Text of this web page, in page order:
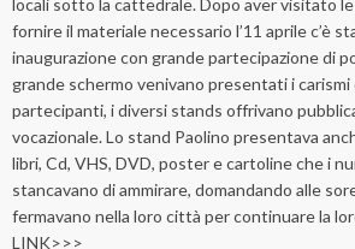
locali sotto la cattedrale. Dopo aver visitato
fornire il materiale necessario l’11 aprile c’è
inaugurazione con grande partecipazione di
grande schermo venivano presentati i
partecipanti, i diversi stands offrivano
vocazionale. Lo stand Paolino presentava
libri, Cd, VHS, DVD, poster e cartoline che i
stancavano di ammirare, domandando alle
fermavano nella loro città per continuare la
LINK>>>